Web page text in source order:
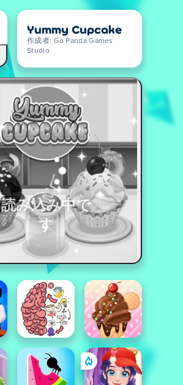
Yummy Cupcake
作成者: Go Panda Games
Studio
読み込み中で
す